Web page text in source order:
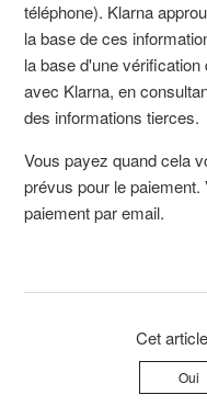
téléphone). Klarna
la base de ces
la base d'une
avec Klarna, en
des informations tierces.
Vous payez quand cela
prévus pour le
paiement par email.
Cet
Oui